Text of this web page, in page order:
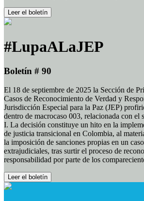
Leer el boletín
#LupaALaJEP
Boletín # 90
El 18 de septiembre de 2025 la Sección de
Casos de Reconocimiento de Verdad y
Jurisdicción Especial para la Paz (JEP)
dentro de macrocaso 003, relacionada con el
I. La decisión constituye un hito en la
de justicia transicional en Colombia, al
la imposición de sanciones propias en un
extrajudiciales, tras surtir el proceso de
responsabilidad por parte de los
Leer el boletín